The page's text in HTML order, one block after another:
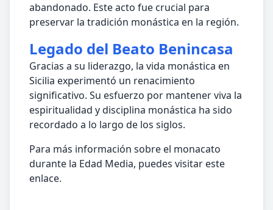
abandonado. Este acto fue crucial para
preservar la tradición monástica en la región.
Legado del Beato Benincasa
Gracias a su liderazgo, la vida monástica en
Sicilia experimentó un renacimiento
significativo. Su esfuerzo por mantener viva la
espiritualidad y disciplina monástica ha sido
recordado a lo largo de los siglos.
Para más información sobre el monacato
durante la Edad Media, puedes visitar este
enlace.